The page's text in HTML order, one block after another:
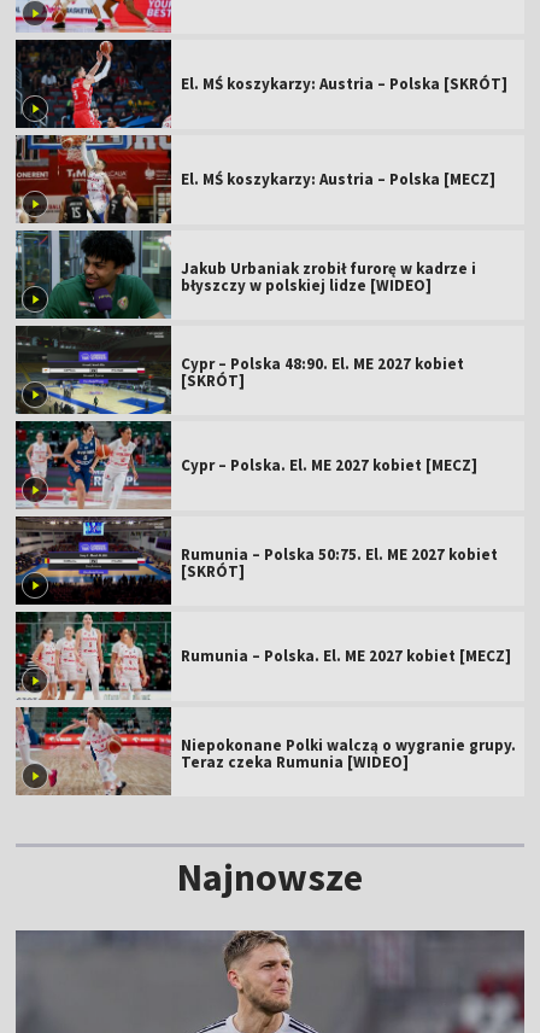
El. MŚ koszykarzy: Austria – Polska [SKRÓT]
El. MŚ koszykarzy: Austria – Polska [MECZ]
Jakub Urbaniak zrobił furorę w kadrze i
błyszczy w polskiej lidze [WIDEO]
Cypr – Polska 48:90. El. ME 2027 kobiet
[SKRÓT]
Cypr – Polska. El. ME 2027 kobiet [MECZ]
Rumunia – Polska 50:75. El. ME 2027 kobiet
[SKRÓT]
Rumunia – Polska. El. ME 2027 kobiet [MECZ]
Niepokonane Polki walczą o wygranie grupy.
Teraz czeka Rumunia [WIDEO]
Najnowsze